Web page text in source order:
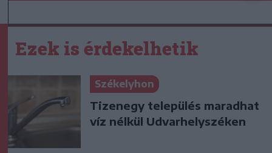
Ezek is érdekelhetik
Székelyhon
Tizenegy település maradhat
víz nélkül Udvarhelyszéken